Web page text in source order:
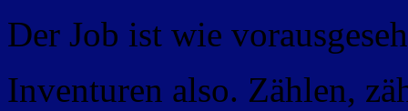
Der Job ist wie
Inventuren also. Zählen,